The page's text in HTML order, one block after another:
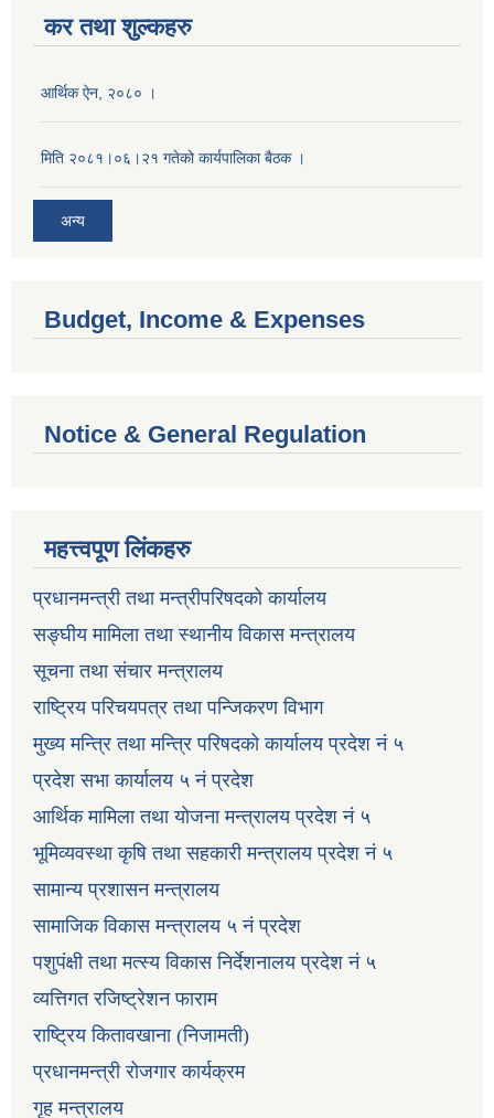
कर तथा शुल्कहरु
आर्थिक ऐन, २०८० ।
मिति २०८१।०६।२१ गतेको कार्यपालिका बैठक ।
अन्य
Budget, Income & Expenses
Notice & General Regulation
महत्त्वपूण लिंकहरु
प्रधानमन्त्री तथा मन्त्रीपरिषदको कार्यालय
सङ्घीय मामिला तथा स्थानीय विकास मन्त्रालय
सूचना तथा संचार मन्त्रालय
राष्ट्रिय परिचयपत्र तथा पन्जिकरण विभाग
मुख्य मन्त्रि तथा मन्त्रि परिषदको कार्यालय प्रदेश नं ५
प्रदेश सभा कार्यालय ५ नं प्रदेश
आर्थिक मामिला तथा योजना मन्त्रालय प्रदेश नं ५
भूमिव्यवस्था कृषि तथा सहकारी मन्त्रालय प्रदेश नं ५
सामान्य प्रशासन मन्त्रालय
सामाजिक विकास मन्त्रालय ५ नं प्रदेश
पशुपंक्षी तथा मत्स्य विकास निर्देशनालय प्रदेश नं ५
व्यत्तिगत रजिष्ट्रेशन फाराम
राष्ट्रिय कितावखाना (निजामती)
प्रधानमन्त्री रोजगार कार्यक्रम
गृह मन्त्रालय